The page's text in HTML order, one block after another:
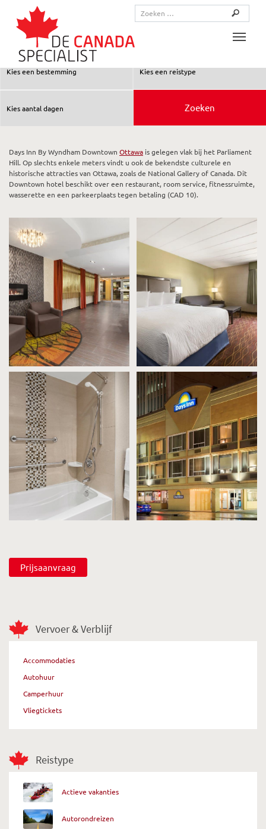
Vervoer & Verblijf
Accommodaties
Autohuur
Camperhuur
Vliegtickets
Reistype
Actieve vakanties
Autorondreizen
Days Inn By Wyndham Downtown Ottawa is gelegen vlak bij het Parliament
Hill. Op slechts enkele meters vindt u ook de bekendste culturele en
historische attracties van Ottawa, zoals de National Gallery of Canada. Dit
Downtown hotel beschikt over een restaurant, room service, fitnessruimte,
wasserette en een parkeerplaats tegen betaling (CAD 10).
Prijsaanvraag